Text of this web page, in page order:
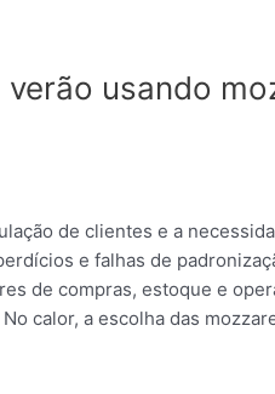
usando
de clientes e a
e falhas de
de compras, estoque e
calor, a escolha das